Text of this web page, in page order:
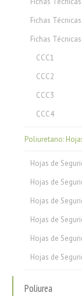
Fichas
Fichas
CCC1
CCC2
CCC3
CCC4
Poliuretano:
Hojas de
Hojas de
Hojas de
Hojas de
Hojas de
Hojas de
Poliurea